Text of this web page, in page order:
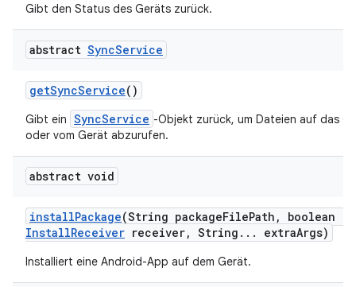
Gibt den Status des Geräts zurück.
abstract SyncService
getSyncService()
Gibt ein SyncService -Objekt zurück, um Dateien auf das
oder vom Gerät abzurufen.
abstract void
installPackage(String packageFilePath ,
boolean
InstallReceiver receiver, String . . . extraArgs)
Installiert eine Android-App auf dem Gerät.